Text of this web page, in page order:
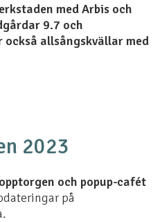
med Arbis och
9.7 och
allsångskvällar med
2023
och popup-cafét
på